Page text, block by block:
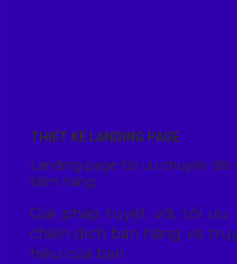
THIẾT KẾ LANDING PAGE
Landing page tối ưu chuyển
tiềm năng
Giải pháp tuyệt vời, tối ưu
chiến dịch bán hàng và
hiệu của bạn